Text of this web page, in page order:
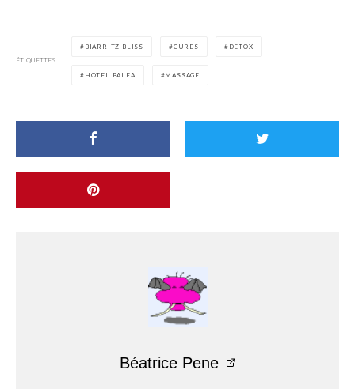
ÉTIQUETTES
BIARRITZ BLISS CURES DETOX
HOTEL BALEA MASSAGE
Béatrice Pene